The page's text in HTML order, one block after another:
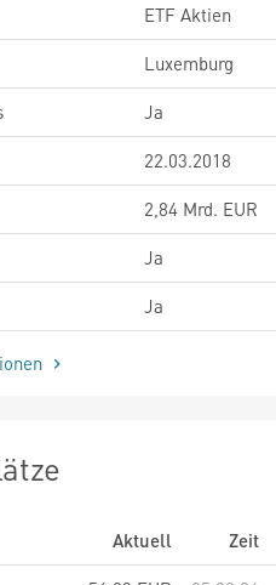
ETF Aktien
Luxemburg
Ja
22.03.2018
2,84 Mrd. EUR
Ja
Ja
Aktuell
Zeit